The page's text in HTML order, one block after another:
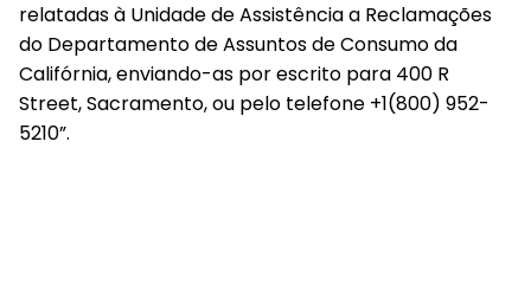
relatadas à Unidade de Assistência a Reclamações
do Departamento de Assuntos de Consumo da
Califórnia, enviando-as por escrito para 400 R
Street, Sacramento, ou pelo telefone +1(800) 952-
5210”.